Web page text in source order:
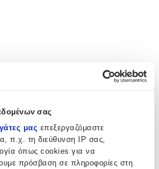
σας
μας επεξεργαζόμαστε
π.χ. τη διεύθυνση IP σας,
όπως cookies για να
πρόσβαση σε πληροφορίες στη
προσωπικότητά σας με αυτό το κομψό
αλλά εντυπωσιακή εμφάνιση
Ιδανικό για κάθε περίσταση, από
ειδικές εκδηλώσεις, προσθέτει μια
Με ανθεκτική κατασκευή
επιλογή για να χαρίσετε στυλ και
σας.